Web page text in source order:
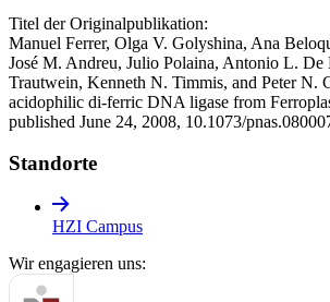
Titel der Originalpublikation:
Manuel Ferrer, Olga V. Golyshina, Ana
José M. Andreu, Julio Polaina, Antonio L.
Trautwein, Kenneth N. Timmis, and Peter N.
acidophilic di-ferric DNA ligase from
published June 24, 2008, 10.1073/
Standorte
HZI Campus
Wir engagieren uns: